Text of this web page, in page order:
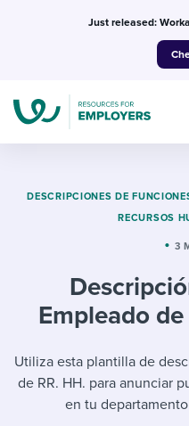
Just released:
Job
I’m
I WANT
DESCRIPCIONES DE
RECURSOS
3
Empleado
Utiliza esta plantilla de
de RR. HH. para anunciar
en tu